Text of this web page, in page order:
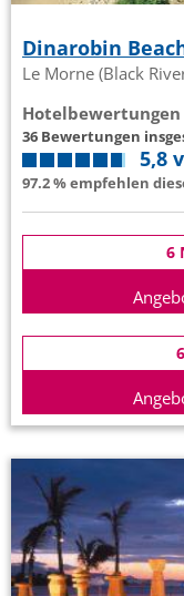
Dinarobin
Le Morne (Black
Hotelbewertungen
36 Bewertungen
5,8
97.2 % empfehlen
6